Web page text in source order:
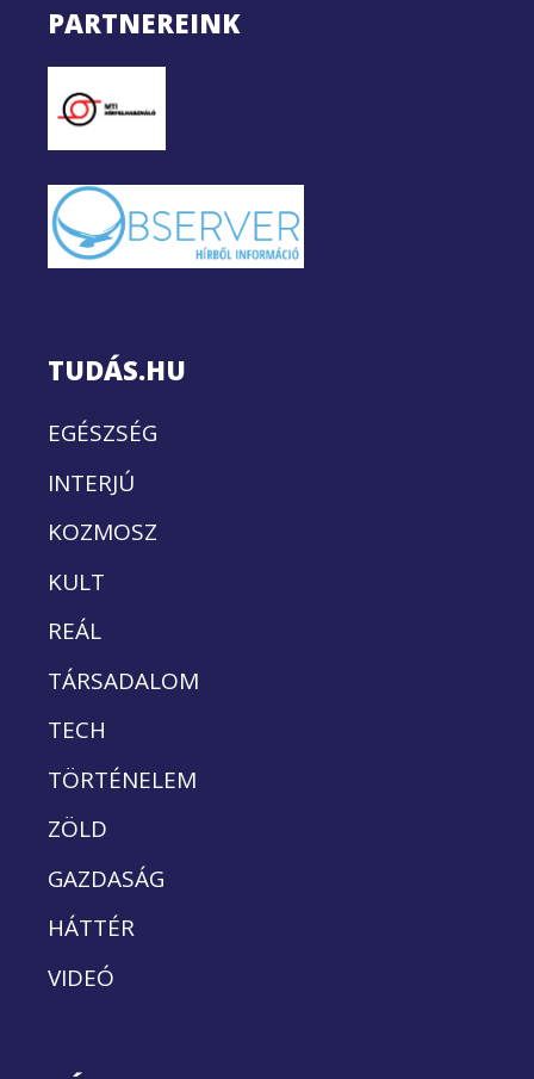
PARTNEREINK
TUDÁS.HU
EGÉSZSÉG
INTERJÚ
KOZMOSZ
KULT
REÁL
TÁRSADALOM
TECH
TÖRTÉNELEM
ZÖLD
GAZDASÁG
HÁTTÉR
VIDEÓ